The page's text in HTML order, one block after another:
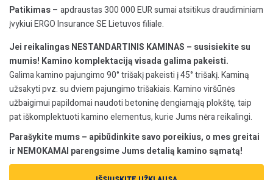
Patikimas– apdraustas 300 000 EUR sumai atsitikus draudiminiam
įvykiui ERGO Insurance SE Lietuvos filiale.
Jei reikalingas NESTANDARTINIS KAMINAS – susisiekite su
mumis! Kamino komplektaciją visada galima pakeisti.
Galima kamino pajungimo 90° trišakį pakeisti į 45° trišakį. Kaminą
užsakyti pvz. su dviem pajungimo trišakiais. Kamino viršūnės
užbaigimui papildomai naudoti betoninę dengiamąją plokštę, taip
pat iškomplektuoti kamino elementus, kurie Jums nėra reikalingi.
Parašykite mums – apibūdinkite savo poreikius, o mes greitai
ir NEMOKAMAI parengsime Jums detalią kamino sąmatą!